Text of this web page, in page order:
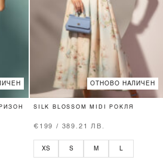
ОТНОВО НАЛИЧЕН
SILK BLOSSOM MIDI РОКЛЯ
€199 / 389.21 ЛВ.
XS S M L